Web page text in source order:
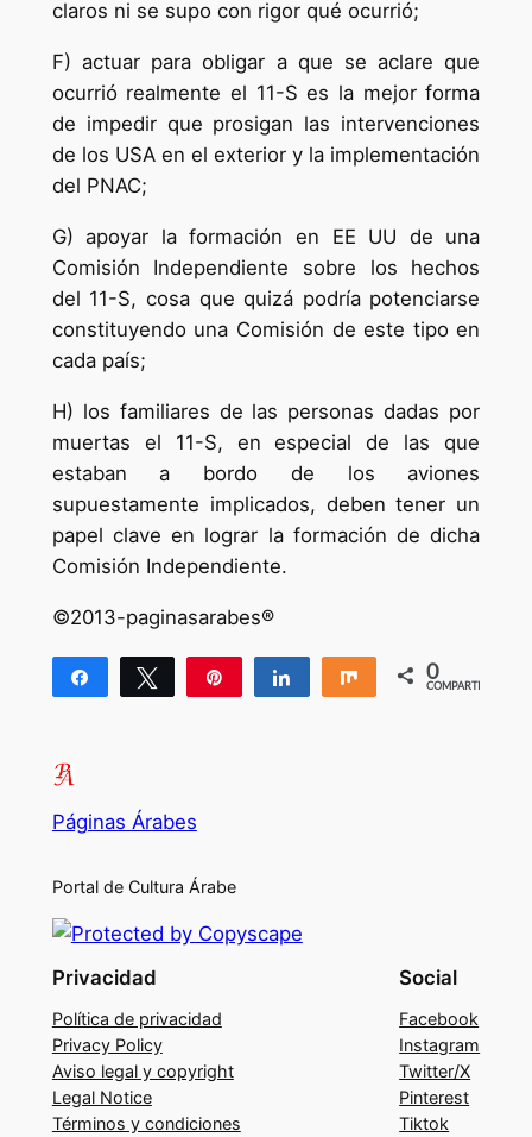
claros ni se supo con rigor qué ocurrió;
F) actuar para obligar a que se aclare que
ocurrió realmente el 11-S es la mejor forma
de impedir que prosigan las intervenciones
de los USA en el exterior y la implementación
del PNAC;
G) apoyar la formación en EE UU de una
Comisión Independiente sobre los hechos
del 11-S, cosa que quizá podría potenciarse
constituyendo una Comisión de este tipo en
cada país;
H) los familiares de las personas dadas por
muertas el 11-S, en especial de las que
estaban a bordo de los aviones
supuestamente implicados, deben tener un
papel clave en lograr la formación de dicha
Comisión Independiente.
©2013-paginasarabes®
Compartir Twittear Compartir Compartir
0
COMPARTIR
Páginas Árabes
Portal de Cultura Árabe
Privacidad
Política de privacidad
Privacy Policy
Aviso legal y copyright
Legal Notice
Términos y condiciones
Social
Facebook
Instagram
Twitter/X
Pinterest
Tiktok